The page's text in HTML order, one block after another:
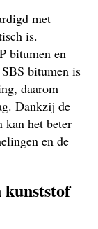
met
is.
bitumen en
bitumen is
daarom
Dankzij de
kan het beter
en de
kunststof